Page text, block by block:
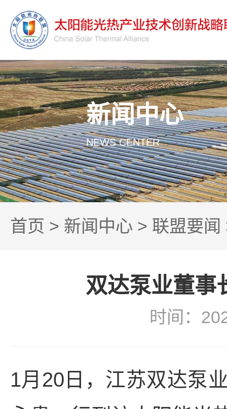
新闻中心
NEWS CENTER
首页 > 新闻中心 > 联盟要闻
双达泵业董事
时间：
1月20日，江苏双达泵